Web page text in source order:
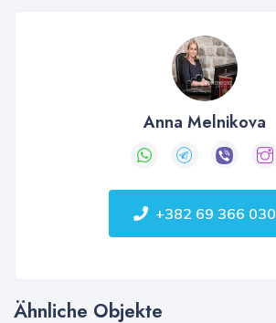
Anna Melnikova
+382 69 366 030
Ähnliche Objekte